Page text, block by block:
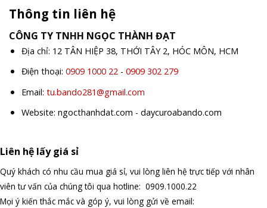
Thông tin liên hệ
CÔNG TY TNHH NGỌC THÀNH ĐẠT
Địa chỉ: 12 TÂN HIỆP 38, THỚI TÂY 2, HÓC MÔN, HCM
Điện thoại: 0909 1000 22- 0909 302 279
Email: tu.bando281@gmail.com
Website: ngocthanhdat.com - daycuroabando.com
Liên hệ lấy giá sỉ
Quý khách có nhu cầu mua giá sỉ, vui lòng liên hệ trực tiếp với nhân
viên tư vấn của chúng tôi qua hotline: 0909.1000.22
Mọi ý kiến thắc mắc và góp ý, vui lòng gửi về email: